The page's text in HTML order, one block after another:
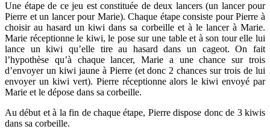
Une étape de ce jeu est constituée de deux lancers (un lancer pour
Pierre et un lancer pour Marie). Chaque étape consiste pour Pierre à
choisir au hasard un kiwi dans sa corbeille et à le lancer à Marie.
Marie réceptionne le kiwi, le pose sur une table et à son tour elle lui
lance un kiwi qu’elle tire au hasard dans un cageot. On fait
l’hypothèse qu’à chaque lancer, Marie a une chance sur trois
d’envoyer un kiwi jaune à Pierre (et donc 2 chances sur trois de lui
envoyer un kiwi vert). Pierre réceptionne alors le kiwi envoyé par
Marie et le dépose dans sa corbeille.
Au début et à la fin de chaque étape, Pierre dispose donc de 3 kiwis
dans sa corbeille.